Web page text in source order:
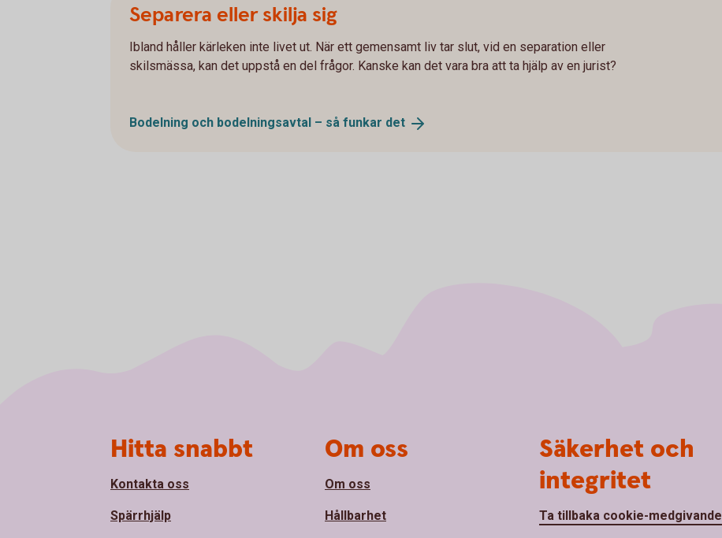
Separera eller skilja sig
Ibland håller kärleken inte livet ut. När ett gemensamt liv tar slut, vid en separation eller
skilsmässa, kan det uppstå en del frågor. Kanske kan det vara bra att ta hjälp av en jurist?
Bodelning och bodelningsavtal – så funkar det
Hitta snabbt
Kontakta oss
Spärrhjälp
Om oss
Om oss
Hållbarhet
Säkerhet och
integritet
Ta tillbaka cookie-medgivande